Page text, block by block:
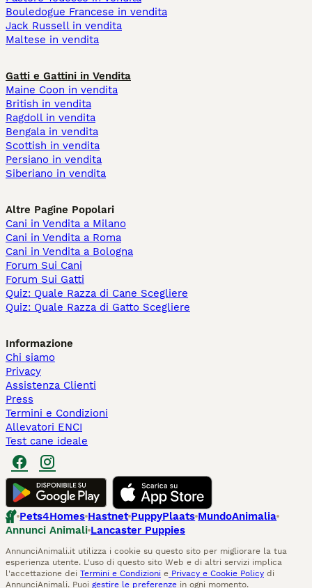
Bouledogue Francese in vendita
Jack Russell in vendita
Maltese in vendita
Gatti e Gattini in Vendita
Maine Coon in vendita
British in vendita
Ragdoll in vendita
Bengala in vendita
Scottish in vendita
Persiano in vendita
Siberiano in vendita
Altre Pagine Popolari
Cani in Vendita a Milano
Cani in Vendita a Roma
Cani in Vendita a Bologna
Forum Sui Cani
Forum Sui Gatti
Quiz: Quale Razza di Cane Scegliere
Quiz: Quale Razza di Gatto Scegliere
Informazione
Chi siamo
Privacy
Assistenza Clienti
Press
Termini e Condizioni
Allevatori ENCI
Test cane ideale
Pets4Homes Hastnet PuppyPlaats MundoAnimalia
Annunci Animali Lancaster Puppies
AnnunciAnimali.it utilizza i cookie su questo sito per migliorare la tua
esperienza utente. L'uso di questo sito Web e di altri servizi implica
l'accettazione dei Termini e Condizioni e Privacy e Cookie Policy di
AnnunciAnimali. Puoi gestire le preferenze in ogni momento.